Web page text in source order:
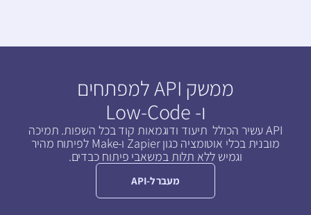
ממשק API למפתחים
ו- Low-Code
API עשיר הכולל תיעוד ודוגמאות קוד בכל השפות. תמיכה
מובנית בכלי אוטומציה כגון Zapier ו-Make לפיתוח מהיר
וגמיש ללא תלות במשאבי פיתוח כבדים.
מעבר ל-API